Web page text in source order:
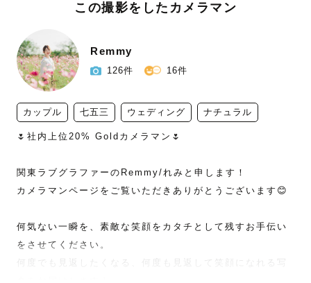
この撮影をしたカメラマン
Remmy
126件 16件
カップル 七五三 ウェディング ナチュラル
🌷社内上位20% Goldカメラマン🌷
関東ラブグラファーのRemmy/れみと申します！
カメラマンページをご覧いただきありがとうございます😊
何気ない一瞬を、素敵な笑顔をカタチとして残すお手伝い
をさせてください。
何度でも見返したくなる、何度も見返して笑顔になれる写